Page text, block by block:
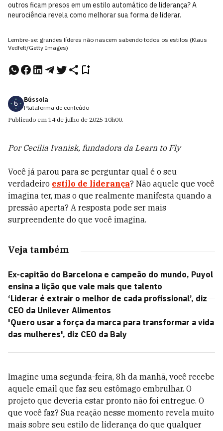
outros ficam presos em um estilo automático de liderança? A
neurociência revela como melhorar sua forma de liderar.
Lembre-se: grandes líderes não nascem sabendo todos os estilos (Klaus
Vedfelt/Getty Images)
Bússola
Plataforma de conteúdo
Publicado em 14 de julho de 2025 10h00.
Por Cecilia Ivanisk, fundadora da Learn to Fly
Você já parou para se perguntar qual é o seu
verdadeiro estilo de liderança? Não aquele que você
imagina ter, mas o que realmente manifesta quando a
pressão aperta? A resposta pode ser mais
surpreendente do que você imagina.
Veja também
Ex-capitão do Barcelona e campeão do mundo, Puyol
ensina a lição que vale mais que talento
‘Liderar é extrair o melhor de cada profissional’, diz
CEO da Unilever Alimentos
'Quero usar a força da marca para transformar a vida
das mulheres', diz CEO da Baly
Imagine uma segunda-feira, 8h da manhã, você recebe
aquele email que faz seu estômago embrulhar. O
projeto que deveria estar pronto não foi entregue. O
que você faz? Sua reação nesse momento revela muito
mais sobre seu estilo de liderança do que qualquer